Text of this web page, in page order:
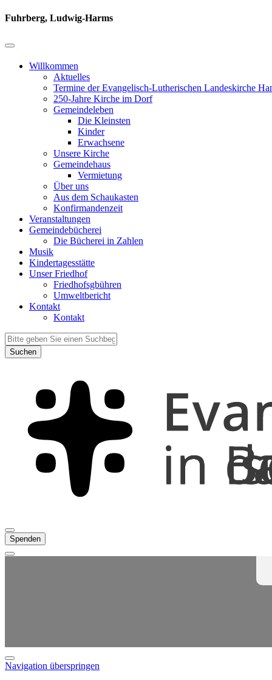
Fuhrberg, Ludwig-Harms
Willkommen
Aktuelles
Termine der Evangelisch-Lutherischen Landeskirche
250-Jahre Kirche im Dorf
Gemeindeleben
Die Kleinsten
Kinder
Erwachsene
Unsere Kirche
Gemeindehaus
Vermietung
Über uns
Aus dem Schaukasten
Konfirmandenzeit
Veranstaltungen
Gemeindebücherei
Die Bücherei in Zahlen
Musik
Kindertagesstätte
Unser Friedhof
Friedhofsgbühren
Umweltbericht
Kontakt
Kontakt
Suchen
Spenden
Navigation überspringen